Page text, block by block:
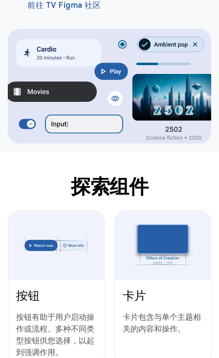
前往 TV Figma 社区
探索组件
按钮
按钮有助于用户启动操
作或流程。多种不同类
型按钮供您选择，以起
到强调作用。
卡片
卡片包含与单个主题相
关的内容和操作。